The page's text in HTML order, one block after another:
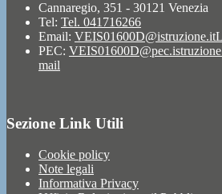
Cannaregio, 351 - 30121 Venezia
Tel: Tel. 041716266
Email: VEIS01600D@istruzione.it
PEC:
mail
Sezione Link Utili
Cookie policy
Note legali
Informativa Privacy